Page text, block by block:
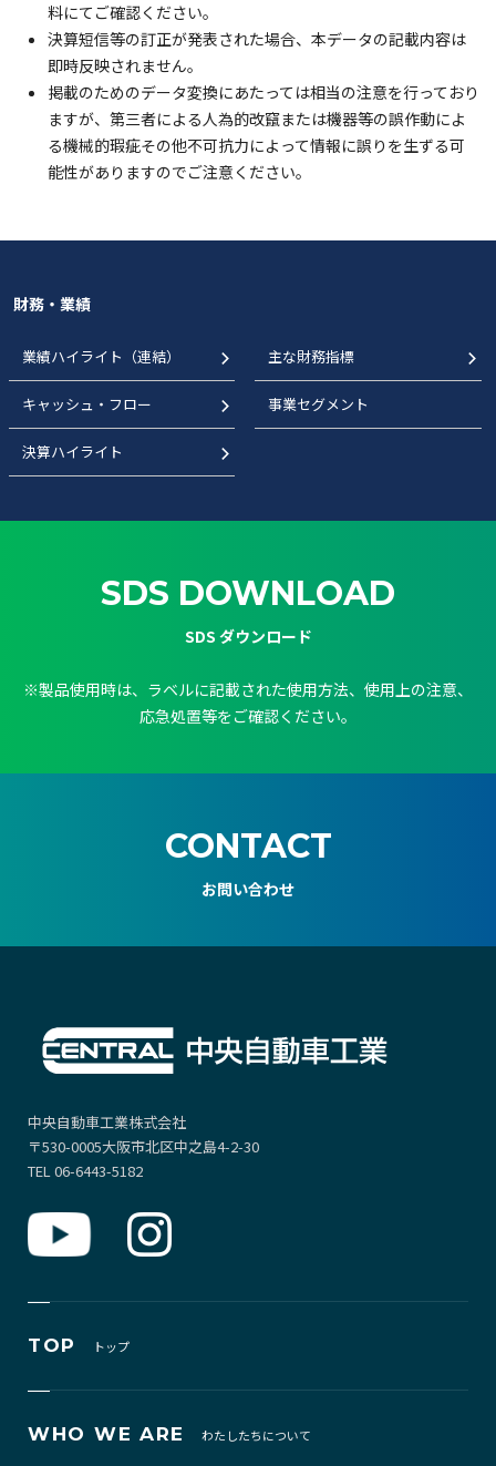
料にてご確認ください。
決算短信等の訂正が発表された場合、本データの記載内容は
即時反映されません。
掲載のためのデータ変換にあたっては相当の注意を行っており
ますが、第三者による人為的改竄または機器等の誤作動によ
る機械的瑕疵その他不可抗力によって情報に誤りを生ずる可
能性がありますのでご注意ください。
財務・業績
業績ハイライト（連結） 主な財務指標
キャッシュ・フロー 事業セグメント
決算ハイライト
SDS DOWNLOAD
SDS ダウンロード
※製品使用時は、ラベルに記載された使用方法、使用上の注意、
応急処置等をご確認ください。
CONTACT
お問い合わせ
中央自動車工業株式会社
〒530-0005大阪市北区中之島4-2-30
TEL 06-6443-5182
TOP トップ
WHO WE ARE わたしたちについて